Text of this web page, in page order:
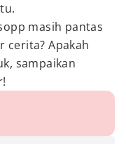
masih pantas
cerita? Apakah
sampaikan